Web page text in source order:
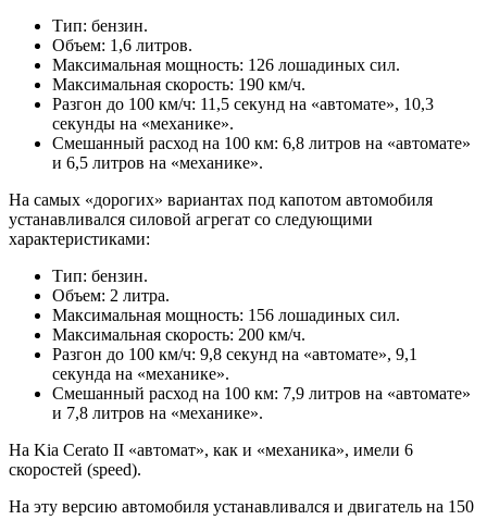
Тип: бензин.
Объем: 1,6 литров.
Максимальная мощность: 126 лошадиных сил.
Максимальная скорость: 190 км/ч.
Разгон до 100 км/ч: 11,5 секунд на «автомате», 10,3
секунды на «механике».
Смешанный расход на 100 км: 6,8 литров на «автомате»
и 6,5 литров на «механике».
На самых «дорогих» вариантах под капотом автомобиля
устанавливался силовой агрегат со следующими
характеристиками:
Тип: бензин.
Объем: 2 литра.
Максимальная мощность: 156 лошадиных сил.
Максимальная скорость: 200 км/ч.
Разгон до 100 км/ч: 9,8 секунд на «автомате», 9,1
секунда на «механике».
Смешанный расход на 100 км: 7,9 литров на «автомате»
и 7,8 литров на «механике».
На Kia Cerato II «автомат», как и «механика», имели 6
скоростей (speed).
На эту версию автомобиля устанавливался и двигатель на 150